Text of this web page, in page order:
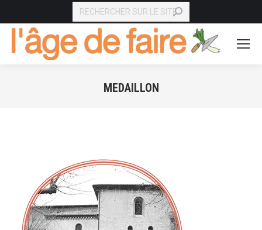
RECHERCHE
MEDAILLON